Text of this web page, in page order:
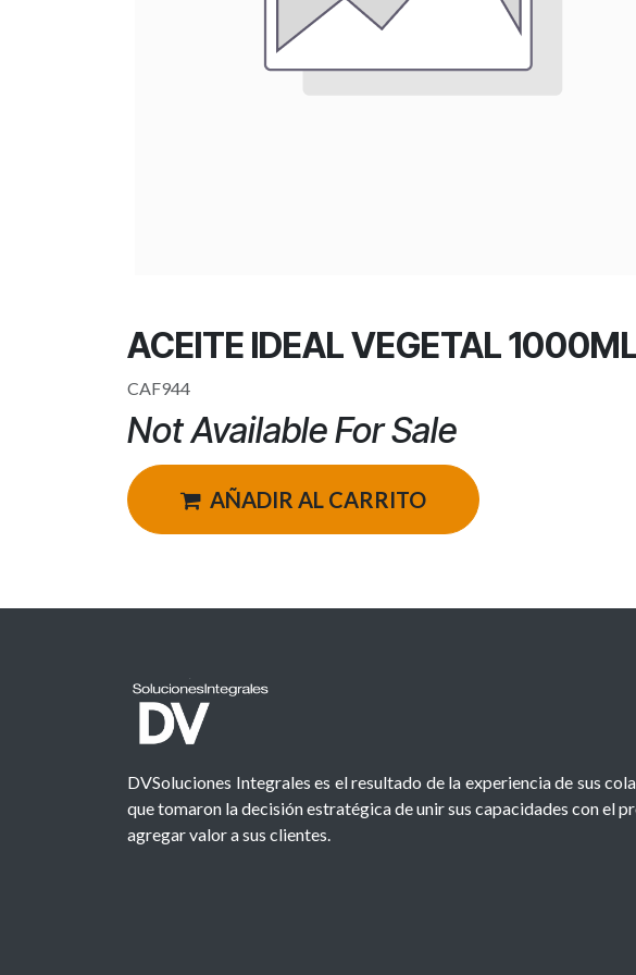
ACEITE IDEAL VEGETAL
CAF944
Not Available For Sale
AÑADIR AL CARRITO
DVSoluciones Integrales es el resultado de la experiencia de sus
que tomaron la decisión estratégica de unir sus capacidades con el
agregar valor a sus clientes.